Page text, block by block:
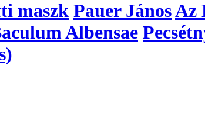
maszk Pauer JánosAz
Albensae